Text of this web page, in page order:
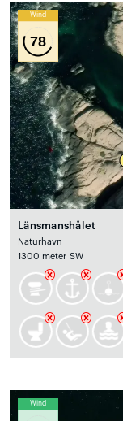
Wind
78
Länsmanshålet
Naturhavn
1300 meter SW
Wind